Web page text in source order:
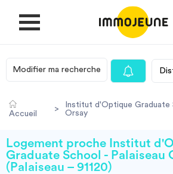
MON COMPTE
DÉPOSER UNE
Je cherche un logement
Modifier ma recherche
Accueil
>
Institut d'Optique Graduate
Orsay
Logement proche Institut
Graduate School - Palaiseau
(Palaiseau – 91120)